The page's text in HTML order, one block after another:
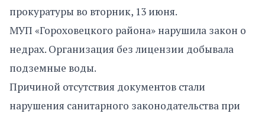
прокуратуры во вторник, 13 июня.
МУП «Гороховецкого района» нарушила закон о
недрах. Организация без лицензии добывала
подземные воды.
Причиной отсутствия документов стали
нарушения санитарного законодательства при